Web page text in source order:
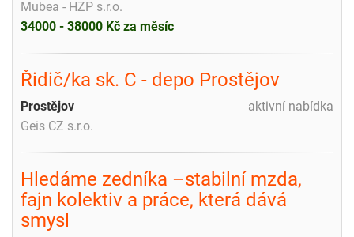
Mubea - HZP s.r.o.
34000 - 38000 Kč za měsíc
Řidič/ka sk. C - depo Prostějov
aktivní nabídka
Prostějov
Geis CZ s.r.o.
Hledáme zedníka –stabilní mzda,
fajn kolektiv a práce, která dává
smysl